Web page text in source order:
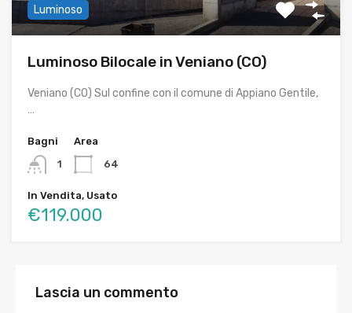
Luminoso
Luminoso Bilocale in Veniano (CO)
Veniano (CO) Sul confine con il comune di Appiano Gentile,
…
Bagni
1
Area
64
In Vendita, Usato
€119.000
Lascia un commento